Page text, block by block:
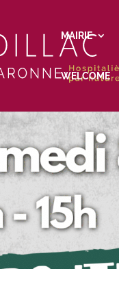
MAIRIE
WELCOME